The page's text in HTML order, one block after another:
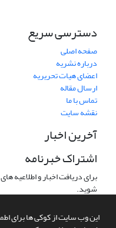
این وب سایت از کوکی ها برای
دسترسی سریع
صفحه اصلی
درباره نشریه
اعضای هیات تحریریه
ارسال مقاله
تماس با ما
نقشه سایت
آخرین اخبار
اشتراک خبرنامه
برای دریافت اخبار و اطلاعیه
شوید.